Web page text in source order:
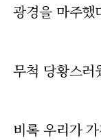
광경을 마주했
무척 당황스러
비록 우리가